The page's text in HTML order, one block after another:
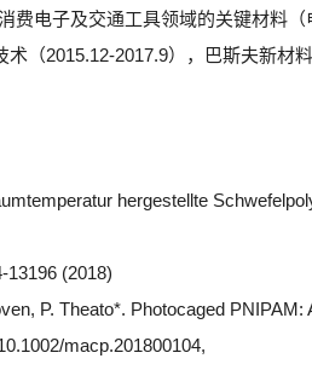
费电子及交通工具领域的关键材料
（2015.12-2017.9），巴斯夫新材
hergestellte
13196 (2018)
P. Theato*. Photocaged
macp.201800104,